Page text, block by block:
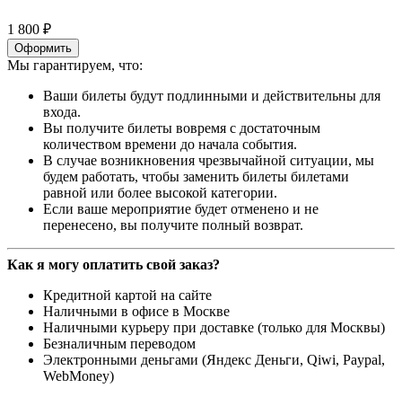
1 800 ₽
Оформить
Мы гарантируем, что:
Ваши билеты будут подлинными и действительны для
входа.
Вы получите билеты вовремя с достаточным
количеством времени до начала события.
В случае возникновения чрезвычайной ситуации, мы
будем работать, чтобы заменить билеты билетами
равной или более высокой категории.
Если ваше мероприятие будет отменено и не
перенесено, вы получите полный возврат.
Как я могу оплатить свой заказ?
Кредитной картой на сайте
Наличными в офисе в Москве
Наличными курьеру при доставке (только для Москвы)
Безналичным переводом
Электронными деньгами (Яндекс Деньги, Qiwi, Paypal,
WebMoney)